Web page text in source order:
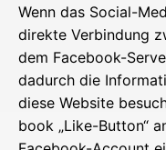
Wenn das Social-
direk­te Ver­bin­dung
dem Face­book-
dadurch die
die­se Web­site
book „Like-But­ton“